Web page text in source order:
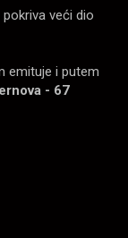
veći dio
emituje i putem
- 67